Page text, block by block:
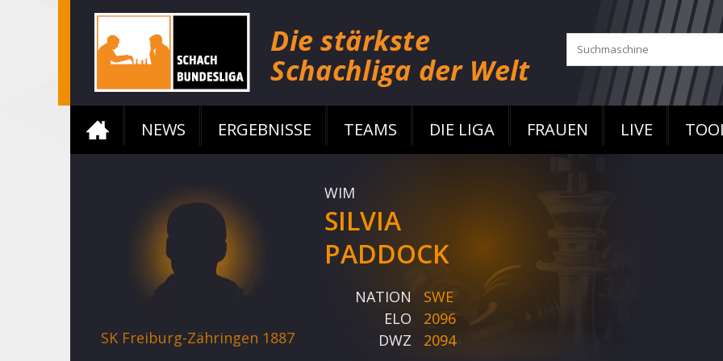
NEWS ERGEBNISSE TEAMS DIE LIGA FRAUEN LIVE
SK Freiburg-Zähringen 1887
WIM
SILVIA
PADDOCK
NATION
SWE
ELO
2096
DWZ
2094